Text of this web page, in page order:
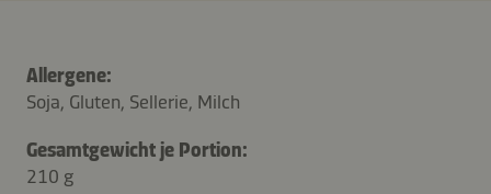
Allergene:
Soja, Gluten, Sellerie, Milch
Gesamtgewicht je Portion:
210 g